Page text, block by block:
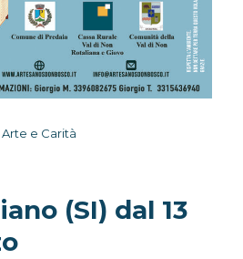
e Carità
(SI) dal 13